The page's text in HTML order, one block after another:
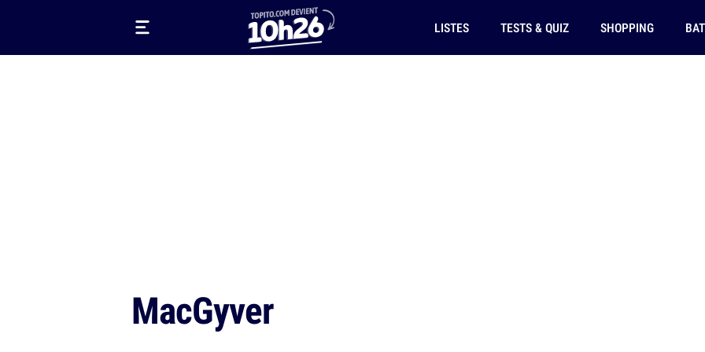
LISTES TESTS & QUIZ SHOPPING
MacGyver